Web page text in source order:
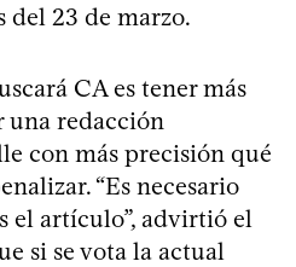
del 23 de marzo.
CA es tener más
una redacción
con más precisión qué
“Es necesario
el artículo”, advirtió el
si se vota la actual